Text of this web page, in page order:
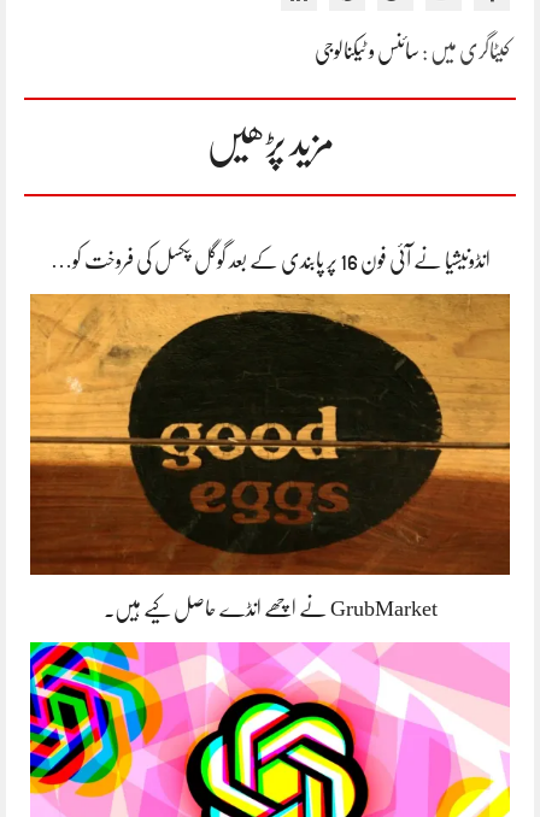
کیٹاگری میں : سائنس و ٹیکنالوجی
مزید پڑھیں
انڈونیشیا نے آئی فون 16 پر پابندی کے بعد گوگل پکسل کی فروخت کو…
GrubMarket نے اچھے انڈے حاصل کیے ہیں۔